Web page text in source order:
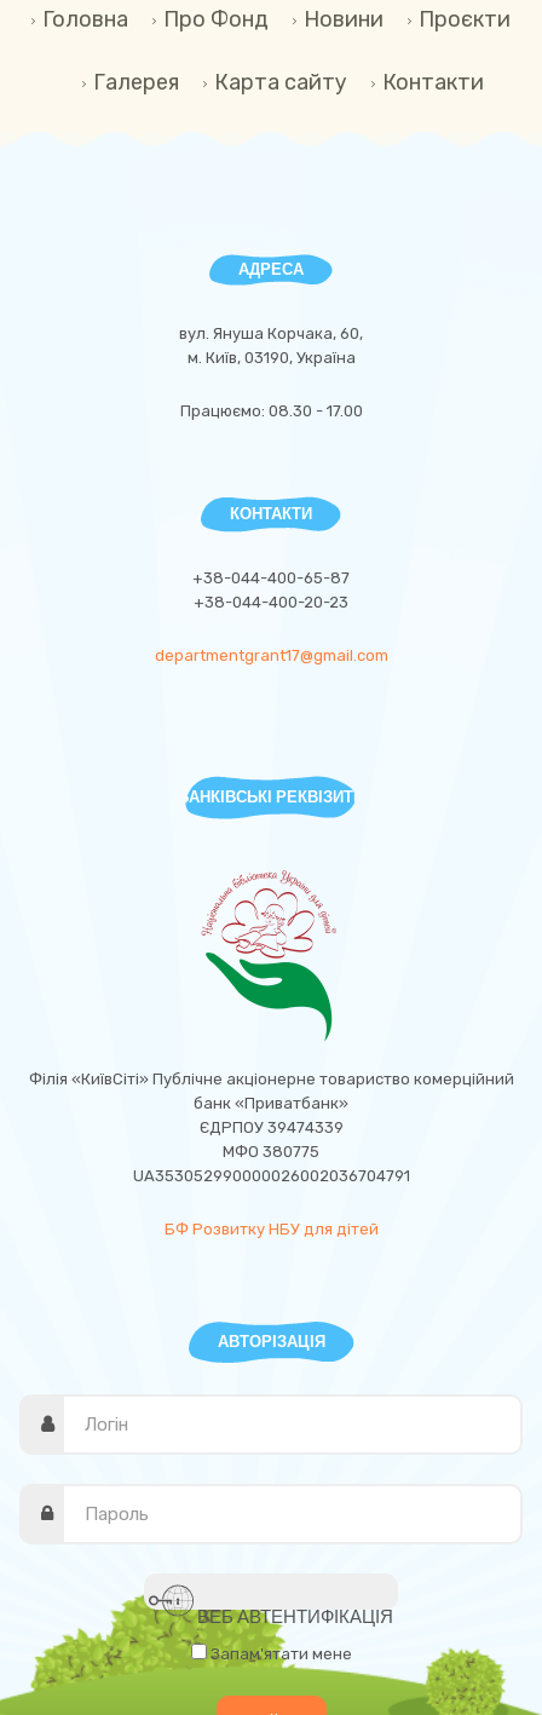
Головна Про Фонд Новини Проєкти
Галерея Карта сайту Контакти
АДРЕСА
вул. Януша Корчака, 60,
м. Київ, 03190, Україна
Працюємо: 08.30 - 17.00
КОНТАКТИ
+38-044-400-65-87
+38-044-400-20-23
departmentgrant17@gmail.com
БАНКІВСЬКІ РЕКВІЗИТИ
Філія «КиївСіті» Публічне акціонерне товариство комерційний
банк «Приватбанк»
ЄДРПОУ 39474339
МФО 380775
UA353052990000026002036704791
БФ Розвитку НБУ для дітей
АВТОРІЗАЦІЯ
ВЕБ АВТЕНТИФІКАЦІЯ
Запам'ятати мене